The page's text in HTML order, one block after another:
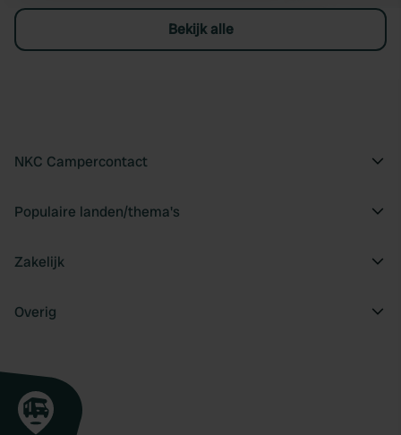
Bekijk alle
NKC Campercontact
Populaire landen/thema's
Zakelijk
Overig